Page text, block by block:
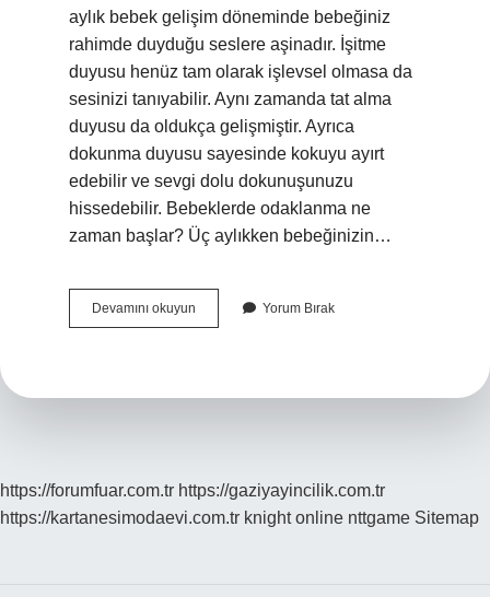
aylık bebek gelişim döneminde bebeğiniz
rahimde duyduğu seslere aşinadır. İşitme
duyusu henüz tam olarak işlevsel olmasa da
sesinizi tanıyabilir. Aynı zamanda tat alma
duyusu da oldukça gelişmiştir. Ayrıca
dokunma duyusu sayesinde kokuyu ayırt
edebilir ve sevgi dolu dokunuşunuzu
hissedebilir. Bebeklerde odaklanma ne
zaman başlar? Üç aylıkken bebeğinizin…
Devamını okuyun Bebeklerin
Algıları
Yorum Bırak
https://forumfuar.com.tr https://gaziyayincilik.com.tr
https://kartanesimodaevi.com.tr knight online nttgame Sitemap